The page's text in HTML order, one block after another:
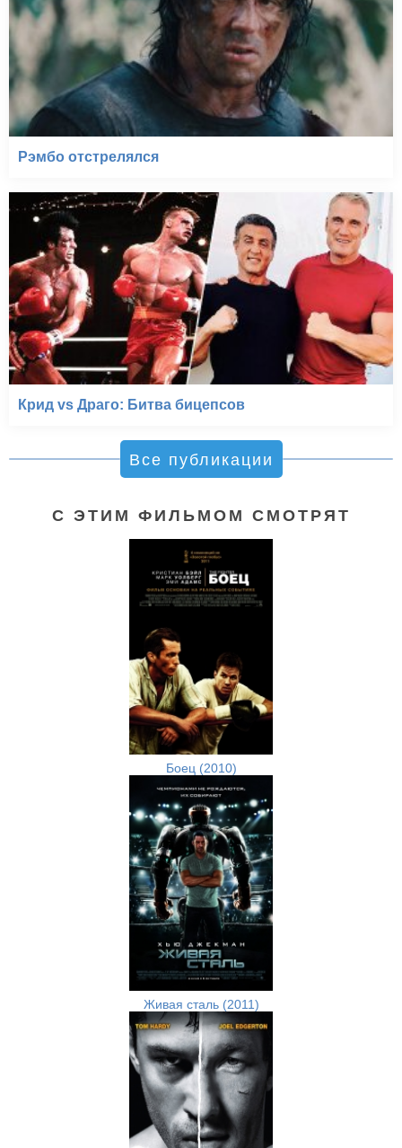
Рэмбо отстрелялся
Крид vs Драго: Битва бицепсов
Все публикации
С ЭТИМ ФИЛЬМОМ СМОТРЯТ
Боец (2010)
Живая сталь (2011)